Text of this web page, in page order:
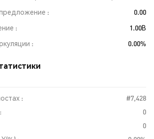
0.00
1.00B
0.00%
:
#7,428
0
0